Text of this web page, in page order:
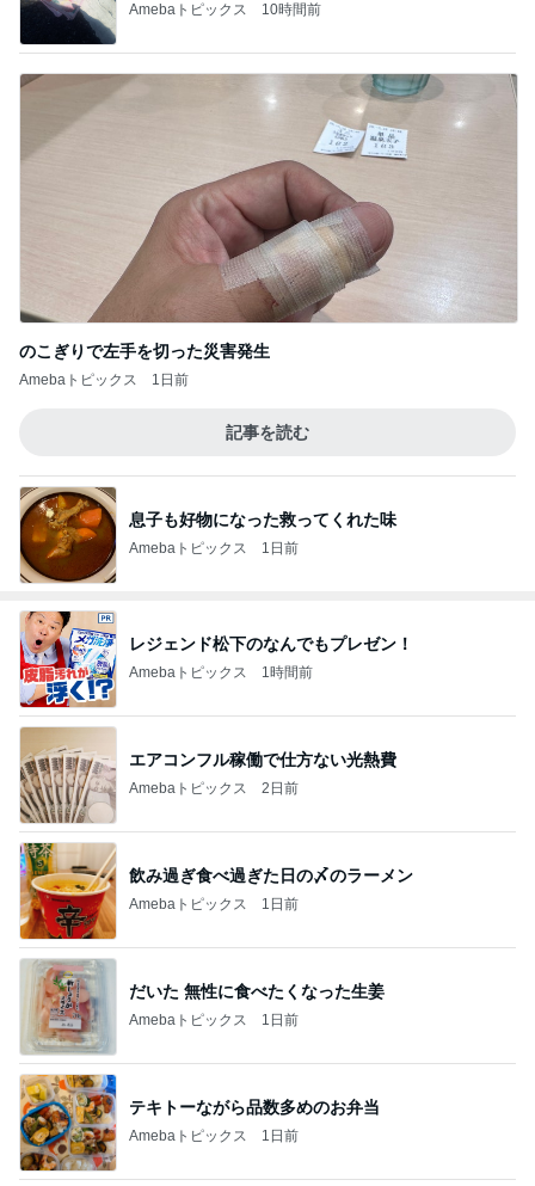
Amebaトピックス 10時間前
のこぎりで左手を切った災害発生
Amebaトピックス 1日前
記事を読む
息子も好物になった救ってくれた味
Amebaトピックス 1日前
レジェンド松下のなんでもプレゼン！
Amebaトピックス 1時間前
エアコンフル稼働で仕方ない光熱費
Amebaトピックス 2日前
飲み過ぎ食べ過ぎた日の〆のラーメン
Amebaトピックス 1日前
だいた 無性に食べたくなった生姜
Amebaトピックス 1日前
テキトーながら品数多めのお弁当
Amebaトピックス 1日前